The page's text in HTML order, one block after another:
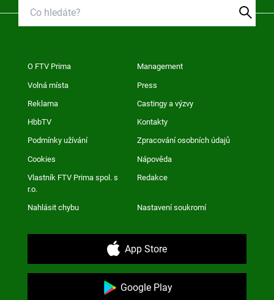
O FTV Prima Management
Volná místa Press
Reklama Castingy a výzvy
HbbTV Kontakty
Podmínky užívání Zpracování osobních údajů
Cookies Nápověda
Vlastník FTV Prima spol. s
r.o.
Redakce
Nahlásit chybu Nastavení soukromí
App Store
Google Play